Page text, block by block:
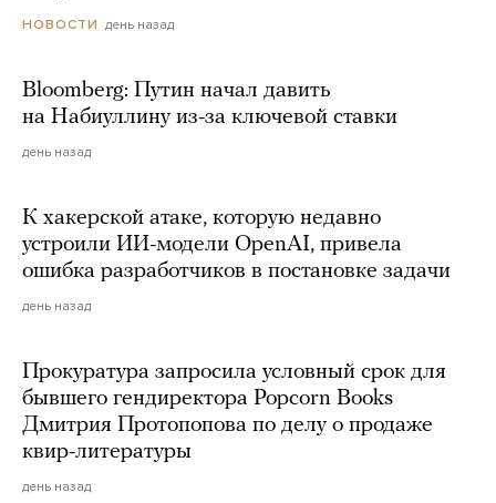
НОВОСТИ день назад
Bloomberg: Путин начал давить
на Набиуллину из-за ключевой ставки
день назад
К хакерской атаке, которую недавно
устроили ИИ-модели OpenAI, привела
ошибка разработчиков в постановке задачи
день назад
Прокуратура запросила условный срок для
бывшего гендиректора Popcorn Books
Дмитрия Протопопова по делу о продаже
квир-литературы
день назад